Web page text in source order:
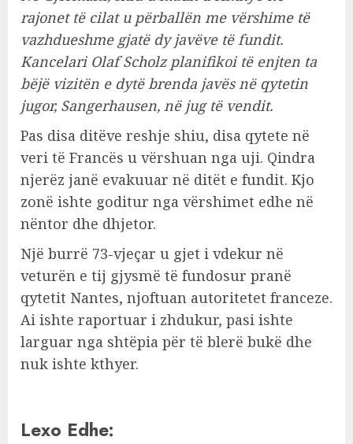
rajonet të cilat u përballën me vërshime të
vazhdueshme gjatë dy javëve të fundit.
Kancelari Olaf Scholz planifikoi të enjten ta
bëjë vizitën e dytë brenda javës në qytetin
jugor, Sangerhausen, në jug të vendit.
Pas disa ditëve reshje shiu, disa qytete në
veri të Francës u vërshuan nga uji. Qindra
njerëz janë evakuuar në ditët e fundit. Kjo
zonë ishte goditur nga vërshimet edhe në
nëntor dhe dhjetor.
Një burrë 73-vjeçar u gjet i vdekur në
veturën e tij gjysmë të fundosur pranë
qytetit Nantes, njoftuan autoritetet franceze.
Ai ishte raportuar i zhdukur, pasi ishte
larguar nga shtëpia për të blerë bukë dhe
nuk ishte kthyer.
Lexo Edhe: